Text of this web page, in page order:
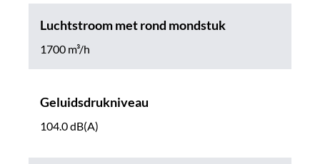
Luchtstroom met rond mondstuk
1700 m³/h
Geluidsdrukniveau
104.0 dB(A)